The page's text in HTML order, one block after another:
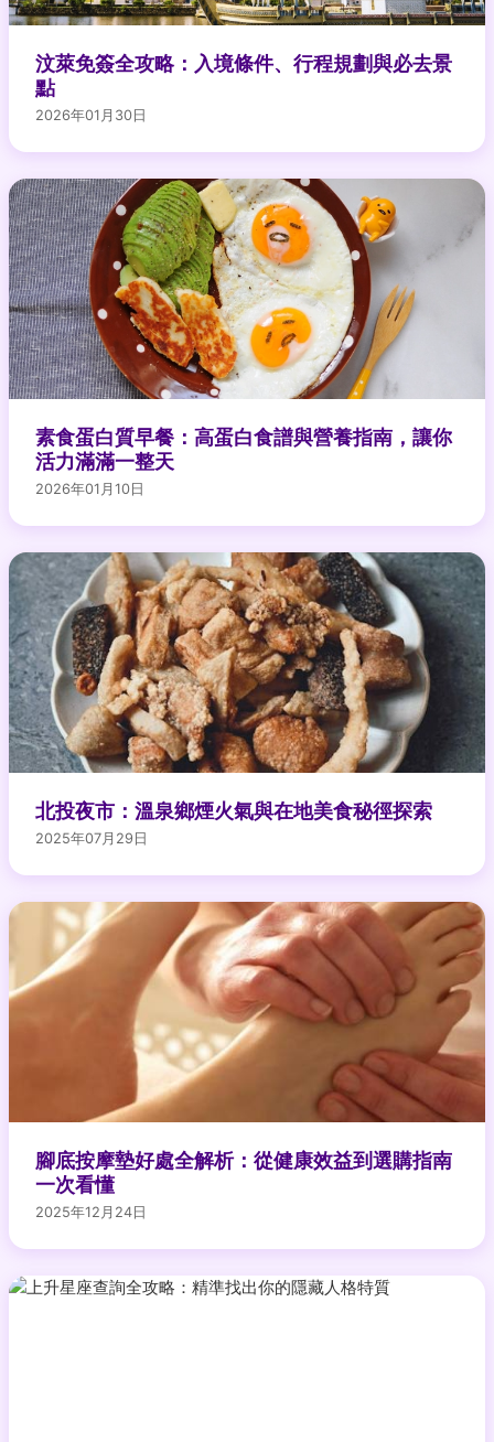
汶萊免簽全攻略：入境條件、行程規劃與必去景
點
2026年01月30日
素食蛋白質早餐：高蛋白食譜與營養指南，讓你
活力滿滿一整天
2026年01月10日
北投夜市：溫泉鄉煙火氣與在地美食秘徑探索
2025年07月29日
腳底按摩墊好處全解析：從健康效益到選購指南
一次看懂
2025年12月24日